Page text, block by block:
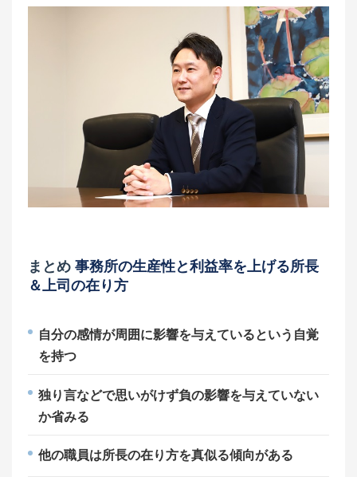
まとめ 事務所の生産性と利益率を上げる所長
＆上司の在り方
自分の感情が周囲に影響を与えているという自覚
を持つ
独り言などで思いがけず負の影響を与えていない
か省みる
他の職員は所長の在り方を真似る傾向がある